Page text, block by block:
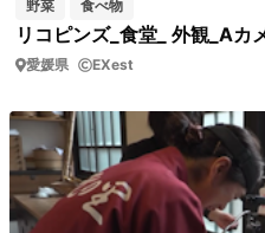
野菜 食べ物
愛媛県 EXest